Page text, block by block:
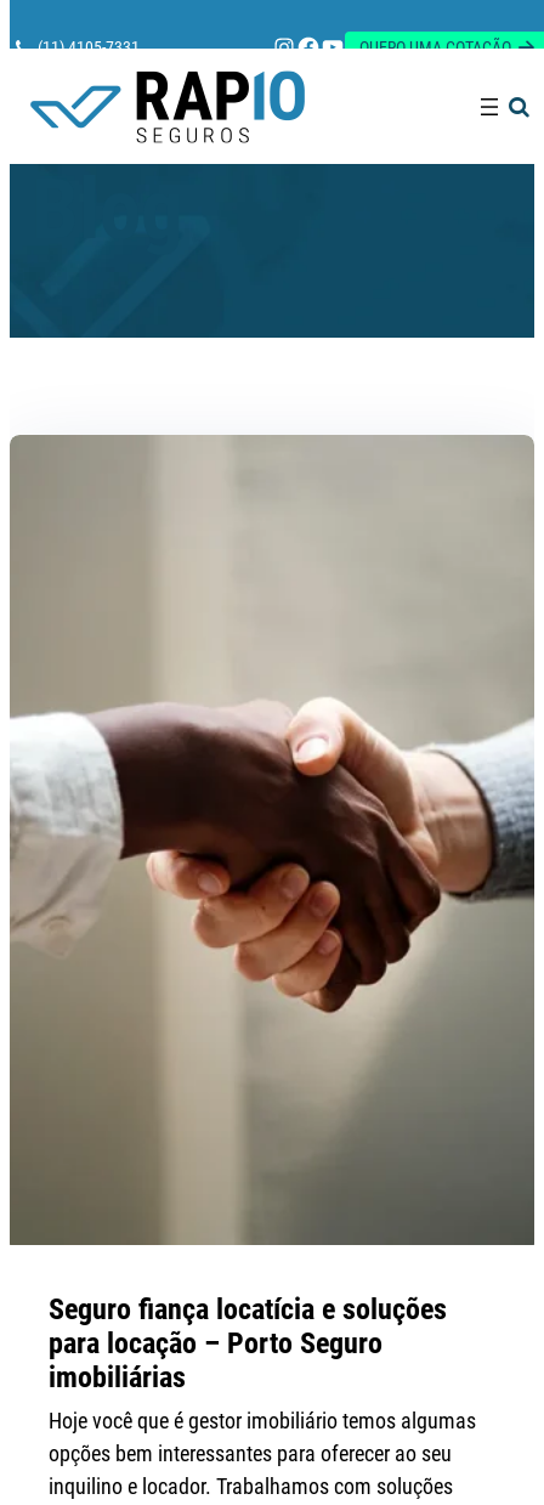
(11) 4105-7331 Instagram
Facebook
Youtube
QUERO UMA COTAÇÃO
Seguro fiança locatícia e soluções
para locação – Porto Seguro
imobiliárias
Hoje você que é gestor imobiliário temos algumas
opções bem interessantes para oferecer ao seu
inquilino e locador. Trabalhamos com soluções